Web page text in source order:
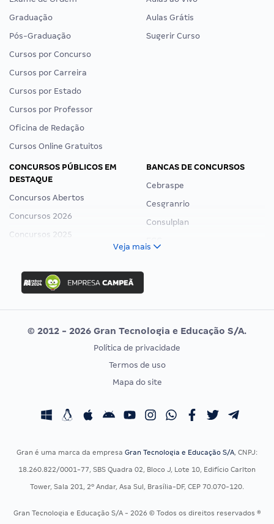
Graduação
Pós-Graduação
Cursos por Concurso
Cursos por Carreira
Cursos por Estado
Cursos por Professor
Oficina de Redação
Cursos Online Gratuitos
Aulas Grátis
Sugerir Curso
CONCURSOS PÚBLICOS EM
DESTAQUE
Concursos Abertos
Concursos 2026
Concursos 2025
Concurso Ibama
Concurso MPU
Editais publicados
BANCAS DE CONCURSOS
Cebraspe
Cesgranrio
Consulplan
Vunesp
CONCURSOS POR PROFISSÃO
Concursos Fiscais
Residência Multiprofissional
EXAME DE ORDEM
Calendário OAB
Veja mais
© 2012 - 2026 Gran Tecnologia e Educação S/A.
Política de privacidade
Termos de uso
Mapa do site
Gran é uma marca da empresa Gran Tecnologia e Educação S/A, CNPJ:
18.260.822/0001-77, SBS Quadra 02, Bloco J, Lote 10, Edifício Carlton
Tower, Sala 201, 2º Andar, Asa Sul, Brasília-DF, CEP 70.070-120.
Gran Tecnologia e Educação S/A - 2026 © Todos os direitos reservados ®